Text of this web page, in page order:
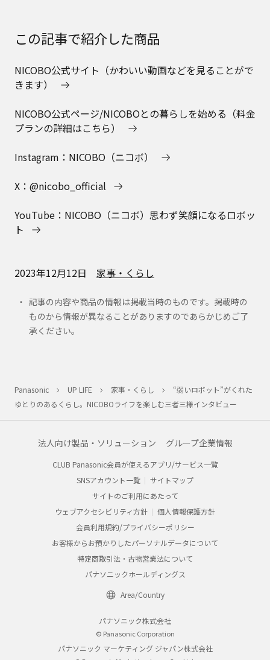
この記事で紹介した商品
NICOBO公式サイト（かわいい動画などを見ることがで
きます）
NICOBO公式ページ/NICOBOとの暮らしを始める（料金
プランの詳細はこちら）
Instagram：NICOBO（ニコボ）
X：@nicobo_official
YouTube：NICOBO（ニコボ）思わず笑顔になるロボッ
ト
2023年12月12日 家事・くらし
記事の内容や商品の情報は掲載当時のものです。掲載時の
ものから情報が異なることがありますのであらかじめご了
承ください。
Panasonic UP LIFE 家事・くらし
“弱いロボット”がくれた
ゆとりのあるくらし。NICOBOライフを楽しむ三者三様インタビュー
法人向け製品・ソリューション グループ企業情報
CLUB Panasonic会員が使えるアプリ/サービス一覧
SNSアカウント一覧
サイトマップ
サイトのご利用にあたって
ウェブアクセシビリティ方針
個人情報保護方針
会員利用規約/プライバシーポリシー
お客様からお預かりしたパーソナルデータについて
特定商取引法・古物営業法について
パナソニックホールディングス
Area/Country
パナソニック株式会社
© Panasonic Corporation
パナソニック マーケティング ジャパン株式会社